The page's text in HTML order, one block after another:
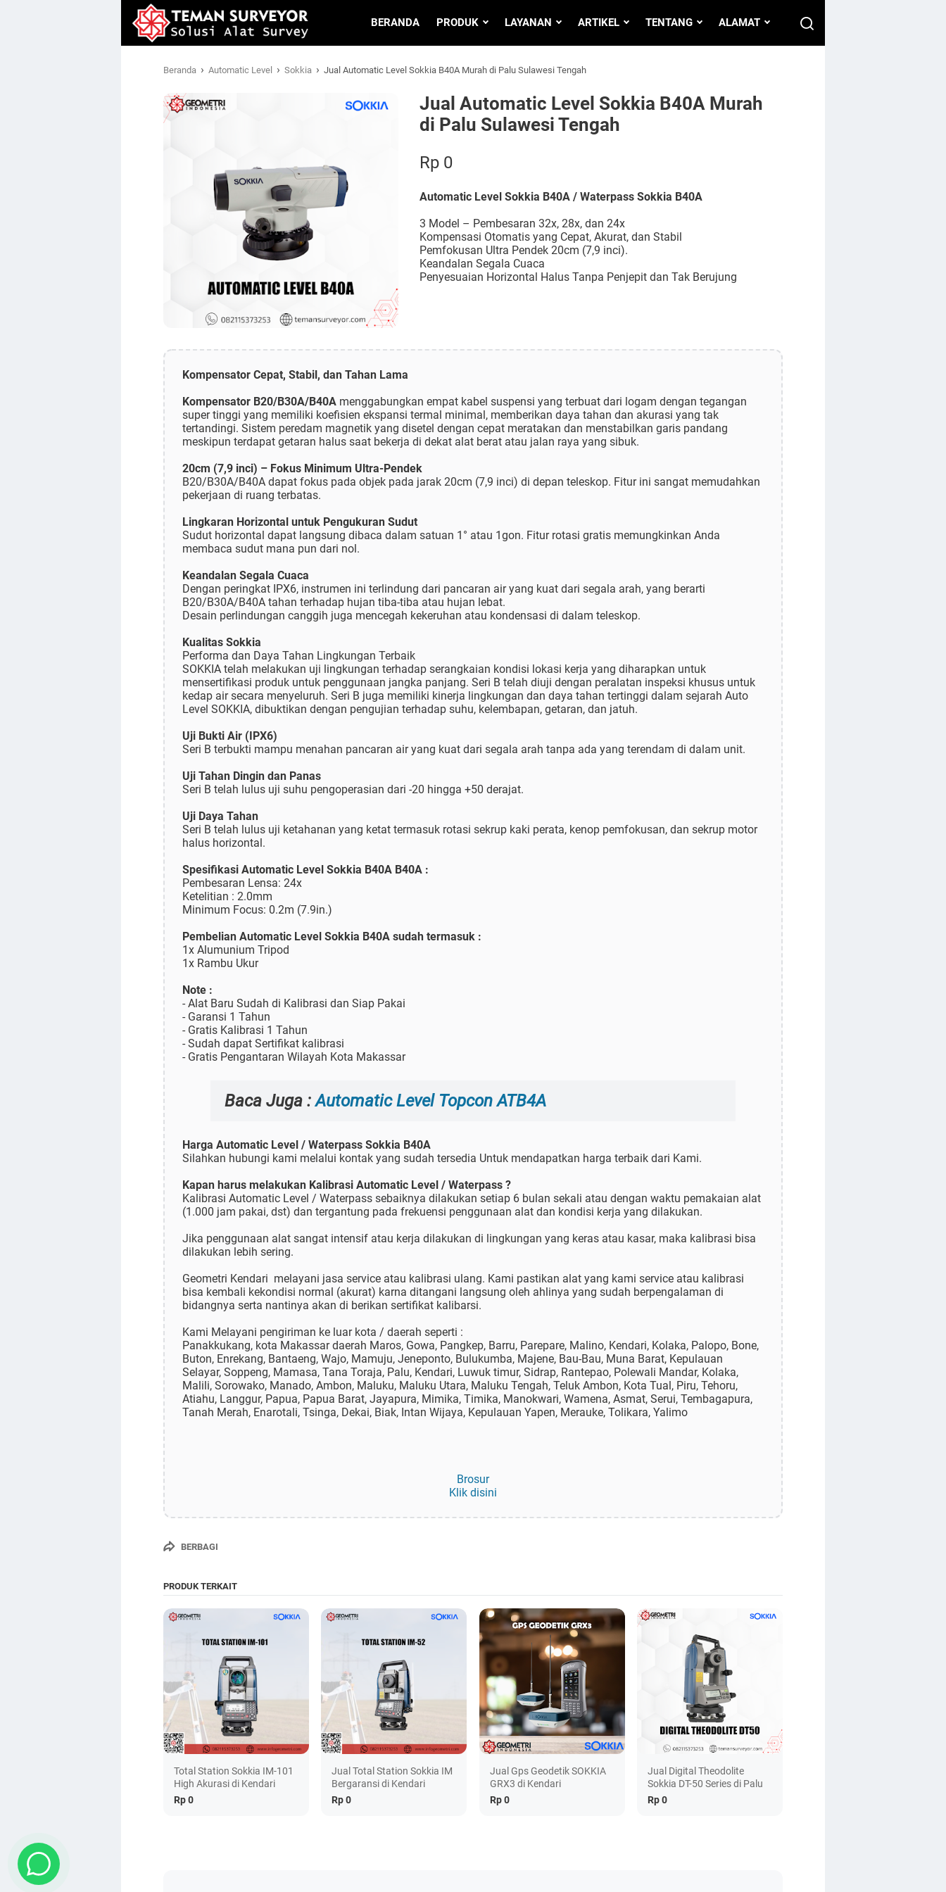
BERANDA PRODUK LAYANAN ARTIKEL TENTANG ALAMAT
Beranda › Automatic Level › Sokkia › Jual Automatic Level Sokkia B40A Murah di Palu Sulawesi Tengah
Jual Automatic Level Sokkia B40A Murah
di Palu Sulawesi Tengah
Rp 0
Automatic Level Sokkia B40A / Waterpass Sokkia B40A
3 Model – Pembesaran 32x, 28x, dan 24x
Kompensasi Otomatis yang Cepat, Akurat, dan Stabil
Pemfokusan Ultra Pendek 20cm (7,9 inci).
Keandalan Segala Cuaca
Penyesuaian Horizontal Halus Tanpa Penjepit dan Tak Berujung
Kompensator Cepat, Stabil, dan Tahan Lama
Kompensator B20/B30A/B40A menggabungkan empat kabel suspensi yang terbuat dari logam dengan tegangan
super tinggi yang memiliki koefisien ekspansi termal minimal, memberikan daya tahan dan akurasi yang tak
tertandingi. Sistem peredam magnetik yang disetel dengan cepat meratakan dan menstabilkan garis pandang
meskipun terdapat getaran halus saat bekerja di dekat alat berat atau jalan raya yang sibuk.
20cm (7,9 inci) – Fokus Minimum Ultra-Pendek
B20/B30A/B40A dapat fokus pada objek pada jarak 20cm (7,9 inci) di depan teleskop. Fitur ini sangat memudahkan
pekerjaan di ruang terbatas.
Lingkaran Horizontal untuk Pengukuran Sudut
Sudut horizontal dapat langsung dibaca dalam satuan 1° atau 1gon. Fitur rotasi gratis memungkinkan Anda
membaca sudut mana pun dari nol.
Keandalan Segala Cuaca
Dengan peringkat IPX6, instrumen ini terlindung dari pancaran air yang kuat dari segala arah, yang berarti
B20/B30A/B40A tahan terhadap hujan tiba-tiba atau hujan lebat.
Desain perlindungan canggih juga mencegah kekeruhan atau kondensasi di dalam teleskop.
Kualitas Sokkia
Performa dan Daya Tahan Lingkungan Terbaik
SOKKIA telah melakukan uji lingkungan terhadap serangkaian kondisi lokasi kerja yang diharapkan untuk
mensertifikasi produk untuk penggunaan jangka panjang. Seri B telah diuji dengan peralatan inspeksi khusus untuk
kedap air secara menyeluruh. Seri B juga memiliki kinerja lingkungan dan daya tahan tertinggi dalam sejarah Auto
Level SOKKIA, dibuktikan dengan pengujian terhadap suhu, kelembapan, getaran, dan jatuh.
Uji Bukti Air (IPX6)
Seri B terbukti mampu menahan pancaran air yang kuat dari segala arah tanpa ada yang terendam di dalam unit.
Uji Tahan Dingin dan Panas
Seri B telah lulus uji suhu pengoperasian dari -20 hingga +50 derajat.
Uji Daya Tahan
Seri B telah lulus uji ketahanan yang ketat termasuk rotasi sekrup kaki perata, kenop pemfokusan, dan sekrup motor
halus horizontal.
Spesifikasi Automatic Level Sokkia B40A B40A :
Pembesaran Lensa: 24x
Ketelitian : 2.0mm
Minimum Focus: 0.2m (7.9in.)
Pembelian Automatic Level Sokkia B40A sudah termasuk :
1x Alumunium Tripod
1x Rambu Ukur
Note :
- Alat Baru Sudah di Kalibrasi dan Siap Pakai
- Garansi 1 Tahun
- Gratis Kalibrasi 1 Tahun
- Sudah dapat Sertifikat kalibrasi
- Gratis Pengantaran Wilayah Kota Makassar
Baca Juga :Automatic Level Topcon ATB4A
Harga Automatic Level / Waterpass Sokkia B40A
Silahkan hubungi kami melalui kontak yang sudah tersedia Untuk mendapatkan harga terbaik dari Kami.
Kapan harus melakukan Kalibrasi Automatic Level / Waterpass ?
Kalibrasi Automatic Level / Waterpass sebaiknya dilakukan setiap 6 bulan sekali atau dengan waktu pemakaian alat
(1.000 jam pakai, dst) dan tergantung pada frekuensi penggunaan alat dan kondisi kerja yang dilakukan.
Jika penggunaan alat sangat intensif atau kerja dilakukan di lingkungan yang keras atau kasar, maka kalibrasi bisa
dilakukan lebih sering.
Geometri Kendari melayani jasa service atau kalibrasi ulang. Kami pastikan alat yang kami service atau kalibrasi
bisa kembali kekondisi normal (akurat) karna ditangani langsung oleh ahlinya yang sudah berpengalaman di
bidangnya serta nantinya akan di berikan sertifikat kalibarsi.
Kami Melayani pengiriman ke luar kota / daerah seperti :
Panakkukang, kota Makassar daerah Maros, Gowa, Pangkep, Barru, Parepare, Malino, Kendari, Kolaka, Palopo, Bone,
Buton, Enrekang, Bantaeng, Wajo, Mamuju, Jeneponto, Bulukumba, Majene, Bau-Bau, Muna Barat, Kepulauan
Selayar, Soppeng, Mamasa, Tana Toraja, Palu, Kendari, Luwuk timur, Sidrap, Rantepao, Polewali Mandar, Kolaka,
Malili, Sorowako, Manado, Ambon, Maluku, Maluku Utara, Maluku Tengah, Teluk Ambon, Kota Tual, Piru, Tehoru,
Atiahu, Langgur, Papua, Papua Barat, Jayapura, Mimika, Timika, Manokwari, Wamena, Asmat, Serui, Tembagapura,
Tanah Merah, Enarotali, Tsinga, Dekai, Biak, Intan Wijaya, Kepulauan Yapen, Merauke, Tolikara, Yalimo
Brosur
Klik disini
BERBAGI
PRODUK TERKAIT
Total Station Sokkia IM-101
High Akurasi di Kendari
Rp 0
Jual Total Station Sokkia IM
Bergaransi di Kendari
Rp 0
Jual Gps Geodetik SOKKIA
GRX3 di Kendari
Rp 0
Jual Digital Theodolite
Sokkia DT-50 Series di Palu
Rp 0